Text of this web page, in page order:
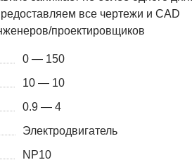
все чертежи и CAD
проектировщиков
0 — 150
10 — 10
0.9 — 4
Электродвигатель
NP10